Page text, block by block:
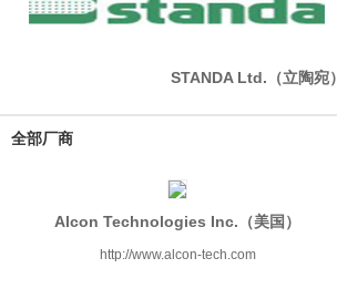
STANDA Ltd.（立陶宛）
全部厂商
Alcon Technologies Inc.（美国）
http://www.alcon-tech.com